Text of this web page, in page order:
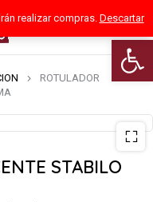
Abrir
realizar compras. Descartar
0
ROTULADOR
STABILO